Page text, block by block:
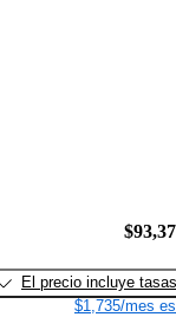
El precio incluye tasas
$1,735/mes